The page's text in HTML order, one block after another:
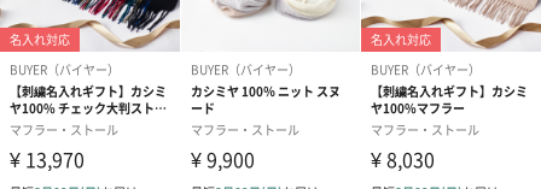
トワレ、ミス ディオール ローズ&ローズ。
まるで腕いっぱいにバラの花束を抱えたように溢れんばかりのロ
ーズの花びらが、みずみずしいベルガモットと弾ける、フレッシ
ュでカラフルなスパークリング フローラルの香りです。